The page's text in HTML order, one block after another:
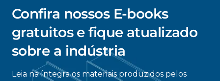
Confira nossos E-books
gratuitos e fique atualizado
sobre a indústria
Leia na íntegra os materiais produzidos pelos